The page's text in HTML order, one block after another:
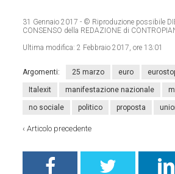
31 Gennaio 2017 - © Riproduzione possibile
CONSENSO della REDAZIONE di
Ultima modifica:2 Febbraio 2017, ore 13:01
Argomenti: 25 marzo euro
Italexit manifestazione nazionale
no sociale politico proposta
‹Articolo precedente